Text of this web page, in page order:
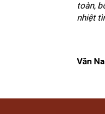
toàn,
nhiệt
Văn